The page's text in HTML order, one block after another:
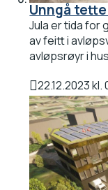
Unngå
Jula er tida for
av feitt i
avløpsrøyr i
Publisert
22.12.2023 kl.